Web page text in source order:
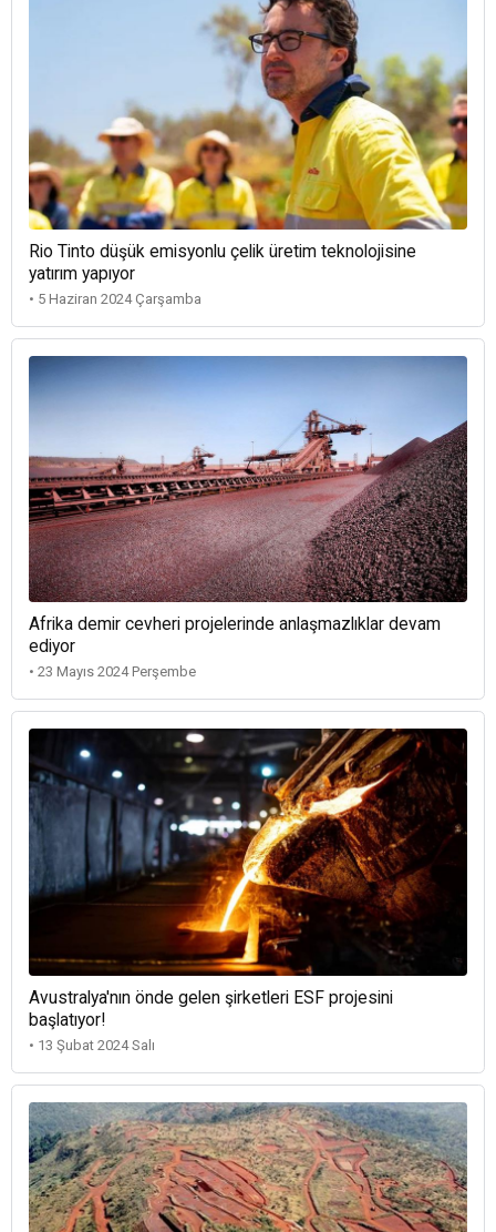
Rio Tinto düşük emisyonlu çelik üretim teknolojisine
yatırım yapıyor
• 5 Haziran 2024 Çarşamba
Afrika demir cevheri projelerinde anlaşmazlıklar devam
ediyor
• 23 Mayıs 2024 Perşembe
Avustralya'nın önde gelen şirketleri ESF projesini
başlatıyor!
• 13 Şubat 2024 Salı